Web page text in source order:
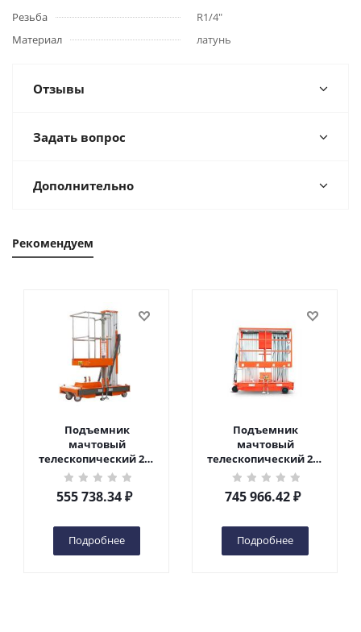
Резьба
R1/4"
Материал
латунь
Отзывы
Задать вопрос
Дополнительно
Рекомендуем
Подъемник
мачтовый
телескопический 200
кг 6 м TOR GTWY6-200S
DC 2-мачтовый
(автономный) (G) в
555 738.34₽
Подробнее
Подъемник
мачтовый
телескопический 200
кг 10 м TOR GTWY10-
200S DC 2-мачтовый
(автономный) (N) в
745 966.42₽
Подробнее